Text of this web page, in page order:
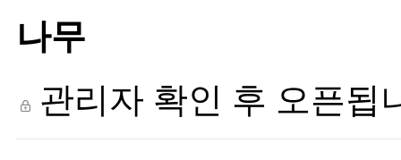
나무
관리자 확인 후 오픈됩